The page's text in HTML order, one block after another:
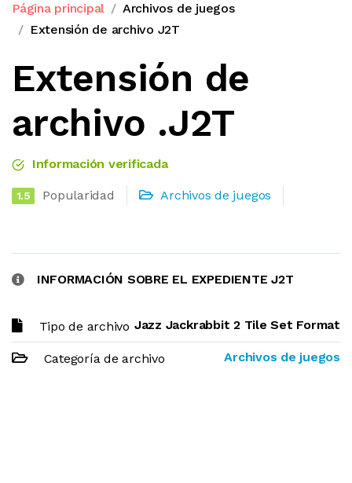
Página principal
Archivos de juegos
Extensión de archivo J2T
Extensión de
archivo .J2T
Información verificada
1.5 Popularidad Archivos de juegos
INFORMACIÓN SOBRE EL EXPEDIENTE J2T
Tipo de archivo Jazz Jackrabbit 2 Tile Set Format
Categoría de archivo Archivos de juegos